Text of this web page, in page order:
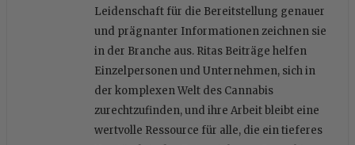
Leidenschaft für die Bereitstellung genauer
und prägnanter Informationen zeichnen sie
in der Branche aus. Ritas Beiträge helfen
Einzelpersonen und Unternehmen, sich in
der komplexen Welt des Cannabis
zurechtzufinden, und ihre Arbeit bleibt eine
wertvolle Ressource für alle, die ein tieferes